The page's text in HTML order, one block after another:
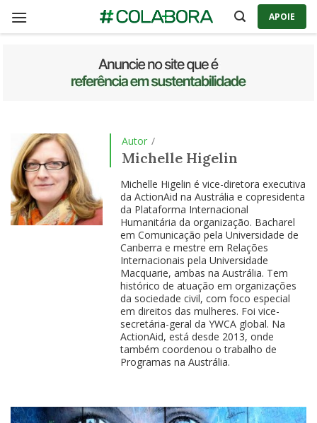
APOIE
Autor /
Michelle Higelin
Michelle Higelin é vice-diretora executiva
da ActionAid na Austrália e copresidenta
da Plataforma Internacional
Humanitária da organização. Bacharel
em Comunicação pela Universidade de
Canberra e mestre em Relações
Internacionais pela Universidade
Macquarie, ambas na Austrália. Tem
histórico de atuação em organizações
da sociedade civil, com foco especial
em direitos das mulheres. Foi vice-
secretária-geral da YWCA global. Na
ActionAid, está desde 2013, onde
também coordenou o trabalho de
Programas na Austrália.